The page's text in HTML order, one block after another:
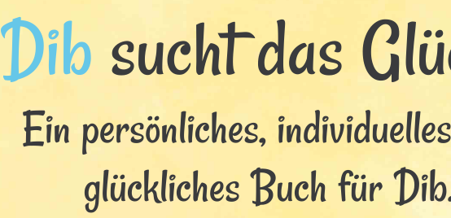
Dib sucht das
Ein persönliches,
glückliches Buch für